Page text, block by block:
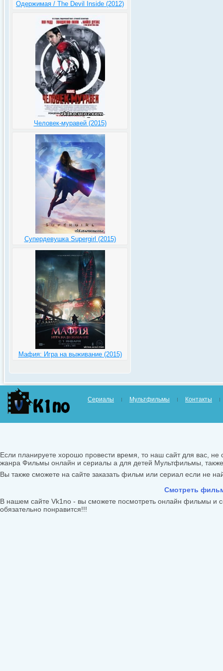
Одержимая / The Devil Inside (2012)
Человек-муравей (2015)
Супердевушка Supergirl (2015)
Мафия: Игра на выживание (2015)
Сериалы Мультфильмы Контакты
Если планируете хорошо провести время, то наш сайт для вас,
жанра Фильмы онлайн и сериалы а для детей Мультфильмы,
Вы также сможете на сайте заказать фильм или сериал если не
Смотреть
В нашем сайте Vk1no - вы сможете посмотреть онлайн фильмы и
обязательно понравится!!!